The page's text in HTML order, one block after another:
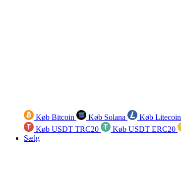
Køb Bitcoin Køb Solana Køb Litecoin
Køb USDT TRC20
Køb USDT ERC20
Sælg